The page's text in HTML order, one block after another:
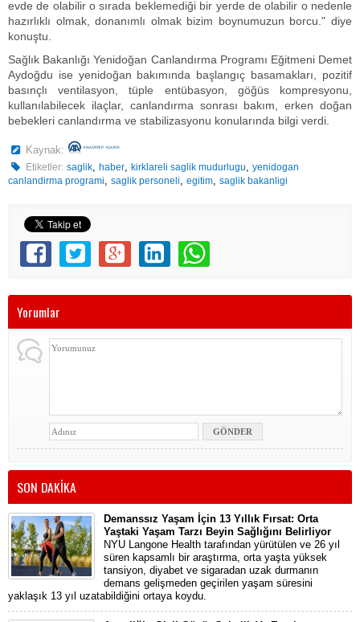
evde de olabilir o sırada beklemediği bir yerde de olabilir o nedenle
hazırlıklı olmak, donanımlı olmak bizim boynumuzun borcu." diye
konuştu.
Sağlık Bakanlığı Yenidoğan Canlandırma Programı Eğitmeni Demet
Aydoğdu ise yenidoğan bakımında başlangıç basamakları, pozitif
basınçlı ventilasyon, tüple entübasyon, göğüs kompresyonu,
kullanılabilecek ilaçlar, canlandırma sonrası bakım, erken doğan
bebekleri canlandırma ve stabilizasyonu konularında bilgi verdi.
Kaynak:
Etiketler: saglik,haber,kirklareli saglik mudurlugu,yenidogan
canlandirma programi, saglik personeli, egitim, saglik bakanligi
Yorumlar
SON DAKİKA
Demanssız Yaşam İçin 13 Yıllık Fırsat: Orta
Yaştaki Yaşam Tarzı Beyin Sağlığını Belirliyor
NYU Langone Health tarafından yürütülen ve 26 yıl
süren kapsamlı bir araştırma, orta yaşta yüksek
tansiyon, diyabet ve sigaradan uzak durmanın
demans gelişmeden geçirilen yaşam süresini
yaklaşık 13 yıl uzatabildiğini ortaya koydu.